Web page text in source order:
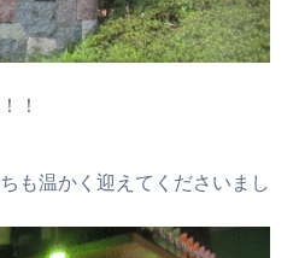
！
も温かく迎えてくださいまし